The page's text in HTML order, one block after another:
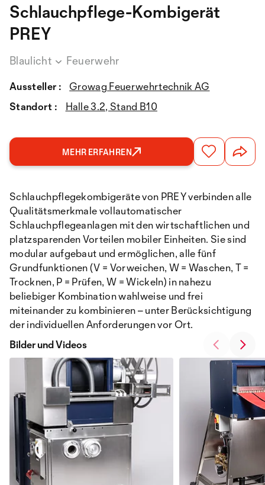
Schlauchpflege-Kombigerät
PREY
Blaulicht Feuerwehr
Aussteller :
Growag Feuerwehrtechnik AG
Standort :
Halle 3.2, Stand B10
MEHR ERFAHREN
Schlauchpflegekombigeräte von PREY verbinden alle
Qualitätsmerkmale vollautomatischer
Schlauchpflegeanlagen mit den wirtschaftlichen und
platzsparenden Vorteilen mobiler Einheiten. Sie sind
modular aufgebaut und ermöglichen, alle fünf
Grundfunktionen (V = Vorweichen, W = Waschen, T =
Trocknen, P = Prüfen, W = Wickeln) in nahezu
beliebiger Kombination wahlweise und frei
miteinander zu kombinieren – unter Berücksichtigung
der individuellen Anforderungen vor Ort.
Bilder und Videos